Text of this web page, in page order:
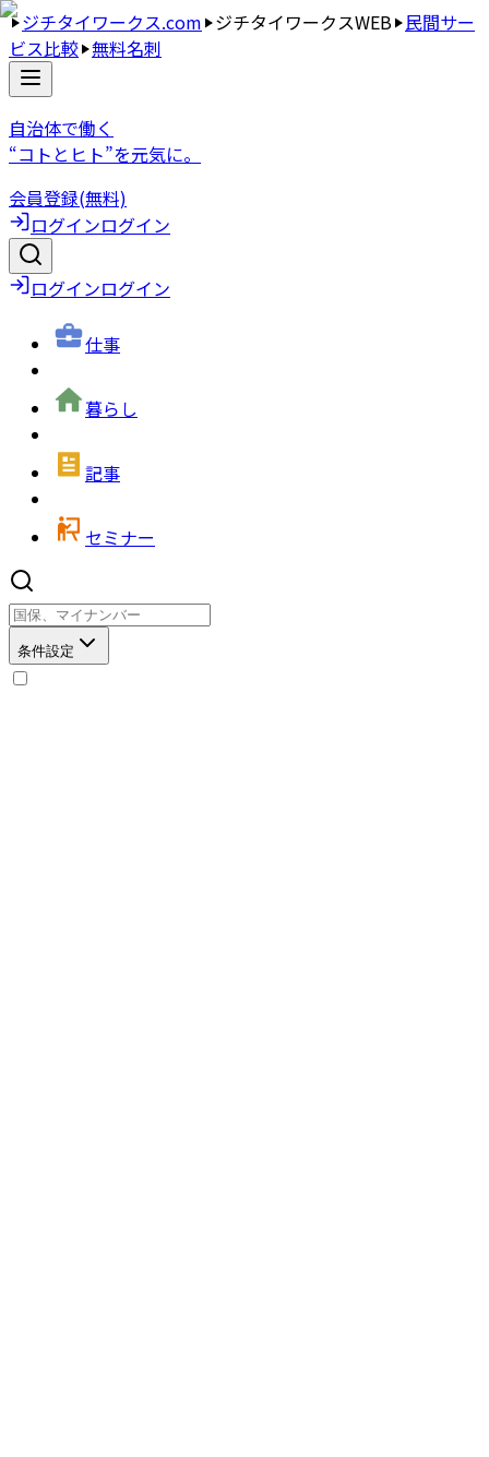
ジチタイワークス.com ジチタイワークスWEB 民間サー
ビス比較 無料名刺
自治体で働く
“コトとヒト”を元気に。
会員登録(無料)
ログインログイン
ログインログイン
仕事
暮らし
記事
セミナー
条件設定